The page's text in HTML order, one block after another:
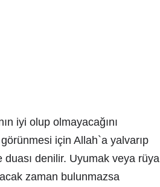
iyi olup olmayacağını
için Allah`a yalvarıp
denilir. Uyumak veya rüya
zaman bulunmazsa